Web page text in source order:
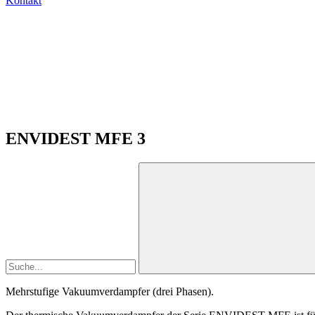
ENVIDEST MFE 3
Mehrstufige Vakuumverdampfer (drei Phasen).